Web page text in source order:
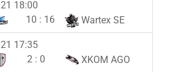
18:00
10 : 16 Wartex SE
17:35
2 : 0 XKOM AGO